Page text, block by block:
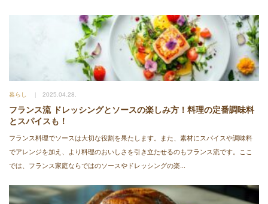
暮らし 2025.04.28.
フランス流 ドレッシングとソースの楽しみ方！料理の定番調味料
とスパイスも！
フランス料理でソースは大切な役割を果たします。また、素材にスパイスや調味料
でアレンジを加え、より料理のおいしさを引き立たせるのもフランス流です。ここ
では、フランス家庭ならではのソースやドレッシングの楽...